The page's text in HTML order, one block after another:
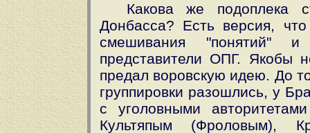
Какова же подоплека
Донбасса? Есть версия,
смешивания "понятий"
представители ОПГ. Якобы
предал воровскую идею. До
группировки разошлись, у
с уголовными
Культяпым (Фроловым),